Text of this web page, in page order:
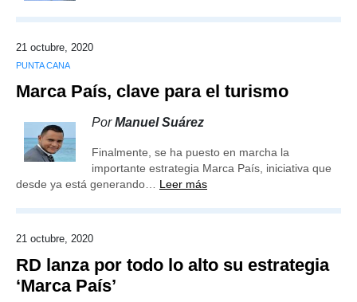
21 octubre, 2020
PUNTA CANA
Marca País, clave para el turismo
PorManuel Suárez
Finalmente, se ha puesto en marcha la
importante estrategia Marca País, iniciativa que
desde ya está generando… Leer más
21 octubre, 2020
RD lanza por todo lo alto su estrategia
‘Marca País’